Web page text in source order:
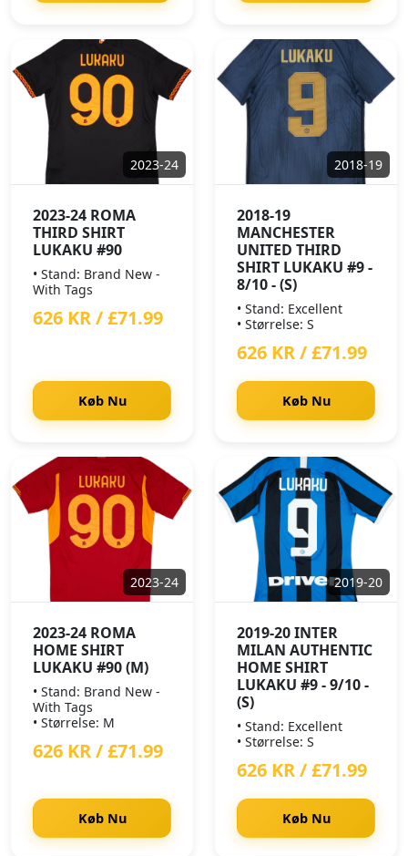
2023-24
2023-24 ROMA
THIRD SHIRT
LUKAKU #90
• Stand: Brand New -
With Tags
626 KR / £71.99
Køb Nu
2018-19
2018-19
MANCHESTER
UNITED THIRD
SHIRT LUKAKU #9 -
8/10 - (S)
• Stand: Excellent
• Størrelse: S
626 KR / £71.99
Køb Nu
2023-24
2023-24 ROMA
HOME SHIRT
LUKAKU #90 (M)
• Stand: Brand New -
With Tags
• Størrelse: M
626 KR / £71.99
Køb Nu
2019-20
2019-20 INTER
MILAN AUTHENTIC
HOME SHIRT
LUKAKU #9 - 9/10 -
(S)
• Stand: Excellent
• Størrelse: S
626 KR / £71.99
Køb Nu